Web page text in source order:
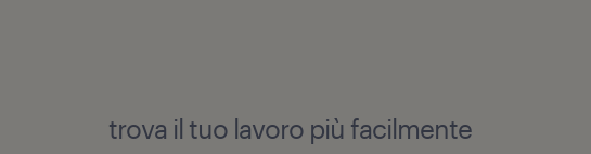
trova il tuo lavoro più facilmente